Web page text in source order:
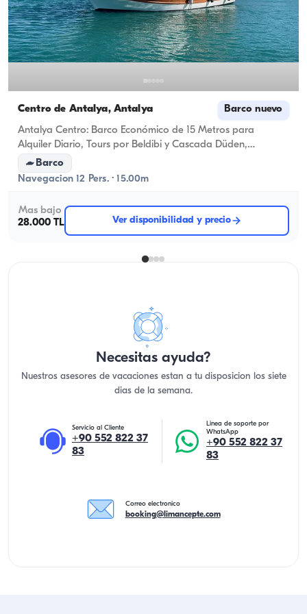
Centro de Antalya, Antalya Barco nuevo
Antalya Centro: Barco Económico de 15 Metros para
Alquiler Diario, Tours por Beldibi y Cascada Düden,
Celebraciones de Atardecer y Aniversario
Barco
Navegacion 12 Pers. · 15.00m
Mas bajo
28.000 TL
Ver disponibilidad y precio
Necesitas ayuda?
Nuestros asesores de vacaciones estan a tu disposicion los siete
dias de la semana.
Servicio al Cliente
+90 552 822 37
83
Linea de soporte por
WhatsApp
+90 552 822 37
83
Correo electronico
booking@limancepte.com